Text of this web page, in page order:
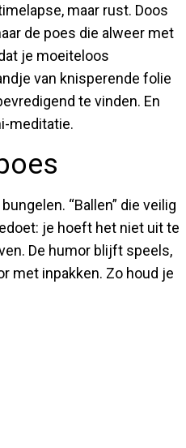
maar rust. Doos
de poes die alweer met
je moeiteloos
van knisperende folie
te vinden. En
meditatie.
“Ballen” die veilig
je hoeft het niet uit te
De humor blijft speels,
met inpakken. Zo houd je